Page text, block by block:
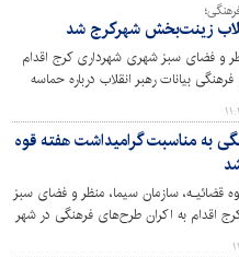
زینت‌بخش شهرکرج شد
و فضای سبز شهری شهرداری کرج اقدام
بیانات رهبر انقلاب درباره‌ حماسه
شهید ایران و تبیین مسائل مهم کشور کرده
به مناسبت گرامیداشت هفته قوه
قضائیـه، سازمان سیما، منظر و فضای سبز
اقدام به اکران طرح‌های فرهنگی در شهر